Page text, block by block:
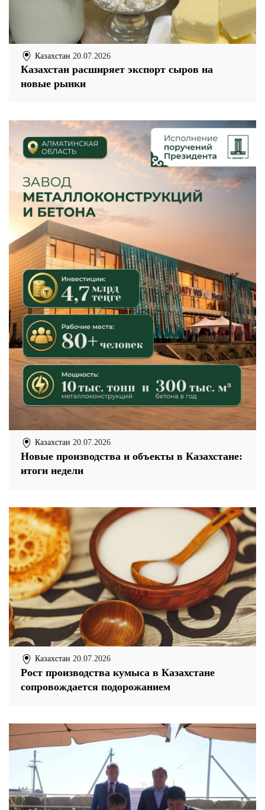
Казахстан 20.07.2026
Казахстан расширяет экспорт сыров на
новые рынки
Казахстан 20.07.2026
Новые производства и объекты в Казахстане:
итоги недели
Казахстан 20.07.2026
Рост производства кумыса в Казахстане
сопровождается подорожанием